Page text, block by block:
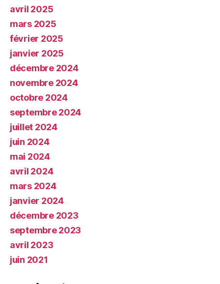
avril 2025
mars 2025
février 2025
janvier 2025
décembre 2024
novembre 2024
octobre 2024
septembre 2024
juillet 2024
juin 2024
mai 2024
avril 2024
mars 2024
janvier 2024
décembre 2023
septembre 2023
avril 2023
juin 2021